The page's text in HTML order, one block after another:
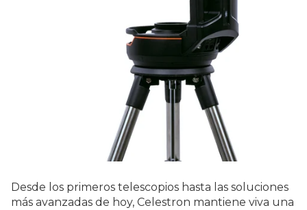
Desde los primeros telescopios hasta las soluciones
más avanzadas de hoy, Celestron mantiene viva una